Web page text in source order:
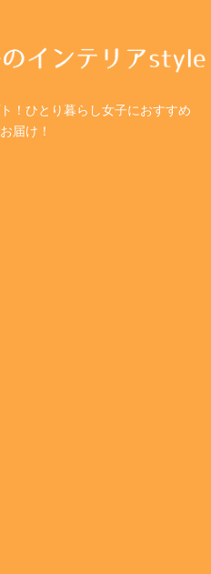
！ひとり暮らし女子におすすめ
届け！